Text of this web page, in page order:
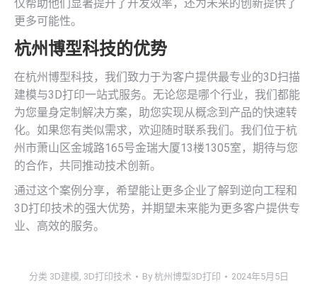
仅帮助他们显著提升了开发效率，还为未来的创新提供了
更多可能性。
杭州博型科技的优势
在杭州博型科技，我们致力于为客户提供最专业的3D扫描
建模与3D打印一站式服务。无论您是哪个行业，我们都能
为您量身定制解决方案，助您实现从概念到产品的快速转
化。如果您有类似需求，欢迎随时联系我们。我们位于杭
州市萧山区金城路165号金瑞大厦13楼1305室，期待与您
的合作，共同推动技术创新。
通过这个案例分享，希望能让更多企业了解到逆向工程和
3D打印技术的强大优势，并期望未来能为更多客户提供专
业、高效的服务。
分类 3D建模 3D打印技术 By杭州博型3D打印 2024年5月5日